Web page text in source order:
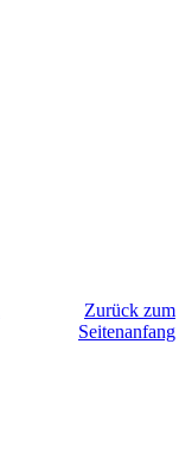
Zurück zum
Seitenanfang